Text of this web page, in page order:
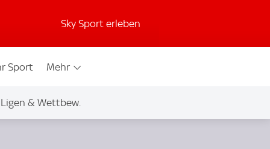
Sky Sport erleben
Sport Mehr
Ligen & Wettbew.